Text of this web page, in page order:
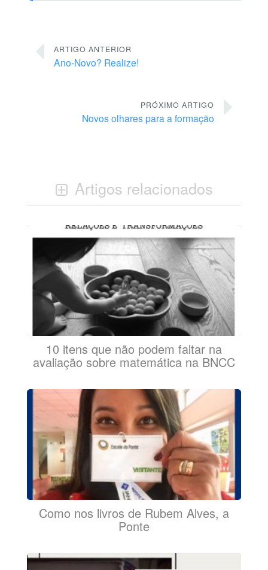
ARTIGO ANTERIOR
Ano-Novo? Realize!
PRÓXIMO ARTIGO
Novos olhares para a formação
Artigos relacionados
10 itens que não podem faltar na
avaliação sobre matemática na BNCC
Como nos livros de Rubem Alves, a
Ponte